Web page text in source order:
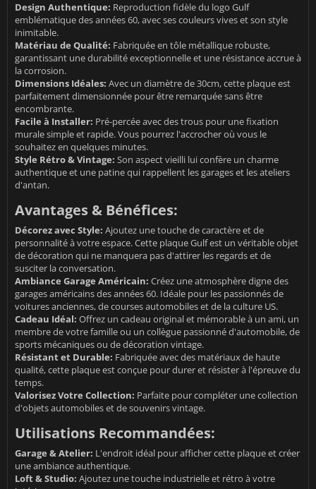
Design Authentique: Reproduction fidèle du logo Gulf
emblématique des années 60, avec ses couleurs vives et son style
inimitable.
Matériau de Qualité: Fabriquée en tôle métallique robuste,
garantissant une durabilité exceptionnelle et une résistance accrue à
la corrosion.
Dimensions Idéales: Avec un diamètre de 30cm, cette plaque est
parfaitement dimensionnée pour être remarquée sans être
encombrante.
Facile à Installer: Pré-percée avec des trous pour une fixation
murale simple et rapide. Vous pourrez l'accrocher où vous le
souhaitez en quelques minutes.
Style Rétro & Vintage: Son aspect vieilli lui confère un charme
authentique et une patine qui rappellent les garages et les ateliers
d'antan.
Avantages & Bénéfices:
Décorez avec Style: Ajoutez une touche de caractère et de
personnalité à votre espace. Cette plaque Gulf est un véritable objet
de décoration qui ne manquera pas d'attirer les regards et de
susciter la conversation.
Ambiance Garage Américain: Créez une atmosphère digne des
garages américains des années 60. Idéale pour les passionnés de
voitures anciennes, de courses automobiles et de la culture US.
Cadeau Idéal: Offrez un cadeau original et mémorable à un ami, un
membre de votre famille ou un collègue passionné d'automobile, de
sports mécaniques ou de décoration vintage.
Résistant et Durable: Fabriquée avec des matériaux de haute
qualité, cette plaque est conçue pour durer et résister à l'épreuve du
temps.
Valorisez Votre Collection: Parfaite pour compléter une collection
d'objets automobiles et de souvenirs vintage.
Utilisations Recommandées:
Garage & Atelier: L'endroit idéal pour afficher cette plaque et créer
une ambiance authentique.
Loft & Studio: Ajoutez une touche industrielle et rétro à votre